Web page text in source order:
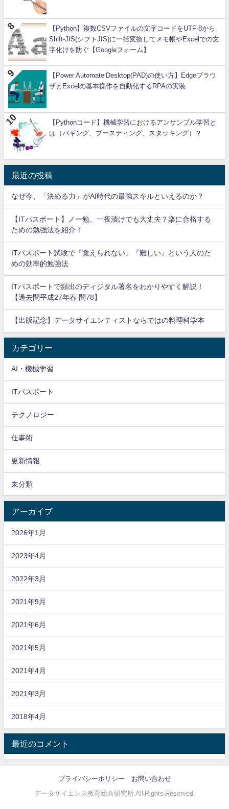
【Python】複数CSVファイルの文字コードをUTF-8から
Shift-JIS(シフトJIS)に一括変換してメモ帳やExcelでの文
字化けを防ぐ【Googleフォーム】
【Power Automate Desktop(PAD)の使い方】Edgeブラウ
ザとExcelの基本操作を自動化するRPAの実装
【Pythonコード】機械学習におけるアンサンブル学習と
は（バギング、ブースティング、スタッキング）？
最近の投稿
なぜ今、「決める力」がAI時代の最強スキルといえるのか？
【ITパスポート】ノー勉、一夜漬けでも大丈夫？楽に合格する
ための勉強法を紹介！
ITパスポート試験で『覚えられない』『難しい』という人のた
めの効率的勉強法
ITパスポートで頻出のディジタル署名をわかりやすく解説！
【過去問平成27年春 問78】
【出版記念】データサイエンティストならではの料理科学本
カテゴリー
AI・機械学習
ITパスポート
テクノロジー
仕事術
更新情報
未分類
アーカイブ
2026年1月
2023年4月
2022年3月
2021年9月
2021年6月
2021年5月
2021年4月
2021年3月
2018年4月
最近のコメント
プライバシーポリシー お問い合わせ
データサイエンス教育総合研究所 All Rights Reserved.